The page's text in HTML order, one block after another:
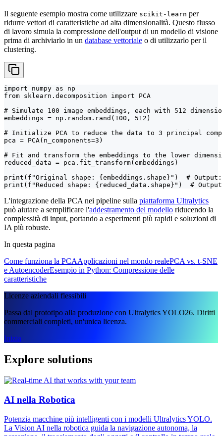
Il seguente esempio mostra come utilizzare scikit-learn per
ridurre vettori di caratteristiche ad alta dimensionalità. Questo flusso
di lavoro simula la compressione dell'output di un modello di visione
prima di archiviarlo in un database vettoriale o di utilizzarlo per il
clustering.
import numpy as np
from sklearn.decomposition import PCA
# Simulate 100 image embeddings, each with 512
embeddings = np.random.rand(100, 512)
# Initialize PCA to reduce the data to 3 principal
pca = PCA(n_components=3)
# Fit and transform the embeddings to the lower
reduced_data = pca.fit_transform(embeddings)
print(f"Original shape: {embeddings.shape}")  #
print(f"Reduced shape: {reduced_data.shape}")  #
L'integrazione della PCA nei pipeline sulla piattaforma Ultralytics
può aiutare a semplificare l'addestramento del modello riducendo la
complessità di input, portando a esperimenti più rapidi e soluzioni di
IA più robuste.
In questa pagina
Come funziona la PCAApplicazioni nel mondo realePCA vs. t-SNE
e AutoencoderEsempio in Python: Compressione delle
caratteristiche
Licenze aziendali flessibili
Passa dal prototipo alla produzione con Ultralytics YOLO26. Diritti
commerciali completi, un'unica licenza.
Inizia
Explore solutions
AI nella Robotica
Potenzia macchine più intelligenti con i modelli Ultralytics YOLO.
La Vision AI nella robotica guida la navigazione autonoma, la